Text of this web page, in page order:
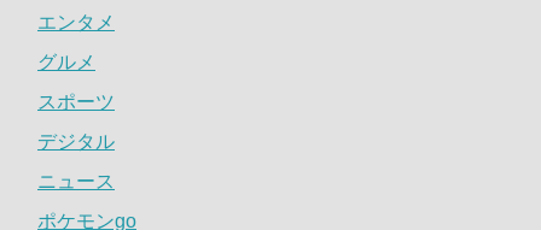
エンタメ
グルメ
スポーツ
デジタル
ニュース
ポケモンgo